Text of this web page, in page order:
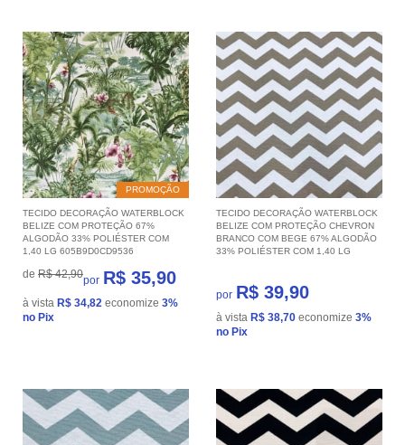
PROMOÇÃO
TECIDO DECORAÇÃO WATERBLOCK
BELIZE COM PROTEÇÃO 67%
ALGODÃO 33% POLIÉSTER COM
1,40 LG 605B9D0CD9536
de R$ 42,90por R$ 35,90
à vista R$ 34,82 economize 3%
no Pix
TECIDO DECORAÇÃO WATERBLOCK
BELIZE COM PROTEÇÃO CHEVRON
BRANCO COM BEGE 67% ALGODÃO
33% POLIÉSTER COM 1,40 LG
por R$ 39,90
à vista R$ 38,70 economize 3%
no Pix